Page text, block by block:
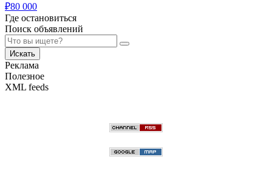
₽80 000
Где остановиться
Поиск объявлений
Искать
Реклама
Полезное
XML feeds